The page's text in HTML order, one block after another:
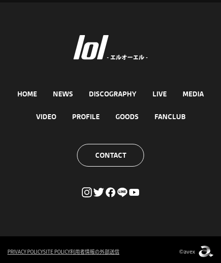
HOME NEWS DISCOGRAPHY LIVE MEDIA
VIDEO PROFILE GOODS FANCLUB
CONTACT
PRIVACY POLICYSITE POLICY利用者情報の外部送信 ©avex